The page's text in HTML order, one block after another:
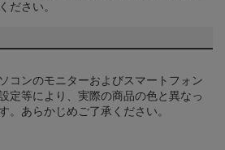
ださい。
コンのモニターおよびスマートフォン
定等により、実際の商品の色と異なっ
。あらかじめご了承ください。